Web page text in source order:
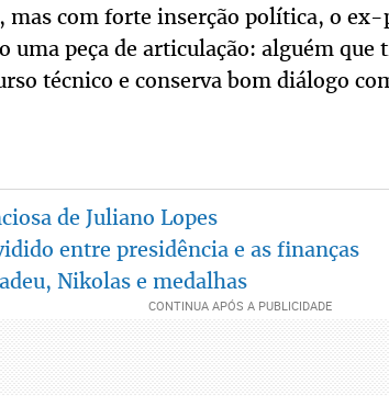
mas com forte inserção política, o ex-
uma peça de articulação: alguém que
técnico e conserva bom diálogo
de Juliano Lopes
entre presidência e as finanças
Nikolas e medalhas